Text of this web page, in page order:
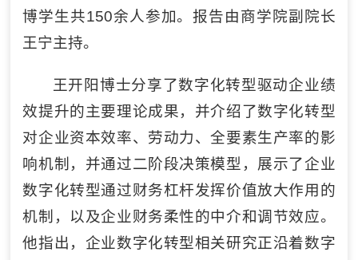
博学生共150余人参加。报告由商学院副院长
王宁主持。
王开阳博士分享了数字化转型驱动企业绩
效提升的主要理论成果，并介绍了数字化转型
对企业资本效率、劳动力、全要素生产率的影
响机制，并通过二阶段决策模型，展示了企业
数字化转型通过财务杠杆发挥价值放大作用的
机制，以及企业财务柔性的中介和调节效应。
他指出，企业数字化转型相关研究正沿着数字